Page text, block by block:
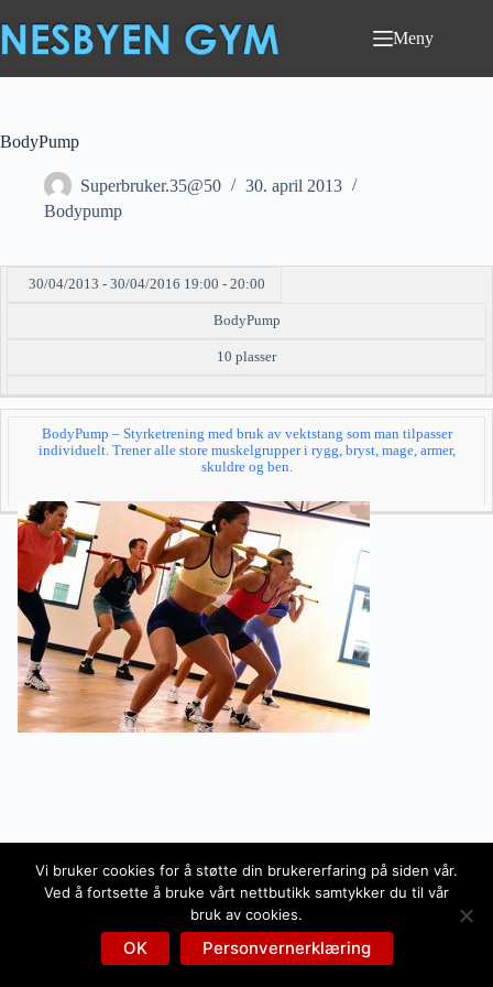
til
innholdet
Meny
BodyPump
Superbruker.35@50
30. april 2013
Bodypump
DATO/TID EVENT TILGJENGELIGHET
30/04/2013 - 30/04/2016 19:00 - 20:00
BodyPump
10 plasser
BodyPump – Styrketrening med bruk av vektstang som man tilpasser
individuelt. Trener alle store muskelgrupper i rygg, bryst, mage, armer,
skuldre og ben.
Vi bruker cookies for å støtte din brukererfaring på siden vår.
Ved å fortsette å bruke vårt nettbutikk samtykker du til vår
bruk av cookies.
OK Personvernerklæring